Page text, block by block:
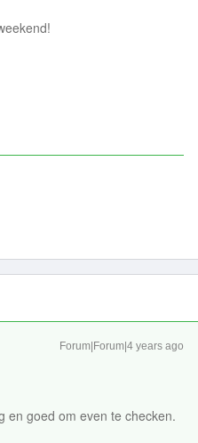
Forum|Forum|4 years ago
en goed om even te checken.